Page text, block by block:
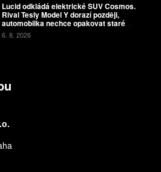
Lucid odkládá elektrické SUV Cosmos.
Rival Tesly Model Y dorazí později,
automobilka nechce opakovat staré
chyby
6. 8. 2026